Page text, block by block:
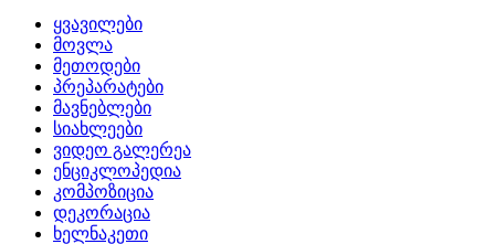
ყვავილები
მოვლა
მეთოდები
პრეპარატები
მავნებლები
სიახლეები
ვიდეო გალერეა
ენციკლოპედია
კომპოზიცია
დეკორაცია
ხელნაკეთი